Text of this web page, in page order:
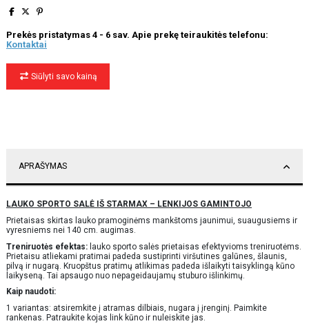
Prekės pristatymas 4 - 6 sav. Apie prekę teiraukitės telefonu:
Kontaktai
Siūlyti savo kainą
APRAŠYMAS
LAUKO SPORTO SALĖ IŠ STARMAX – LENKIJOS GAMINTOJO
Prietaisas skirtas lauko pramoginėms mankštoms jaunimui, suaugusiems ir
vyresniems nei 140 cm. augimas.
Treniruotės efektas: lauko sporto salės prietaisas efektyvioms treniruotėms.
Prietaisu atliekami pratimai padeda sustiprinti viršutines galūnes, šlaunis,
pilvą ir nugarą. Kruopštus pratimų atlikimas padeda išlaikyti taisyklingą kūno
laikyseną. Tai apsaugo nuo nepageidaujamų stuburo išlinkimų.
Kaip naudoti:
1 variantas: atsiremkite į atramas dilbiais, nugara į įrenginį. Paimkite
rankenas. Patraukite kojas link kūno ir nuleiskite jas.